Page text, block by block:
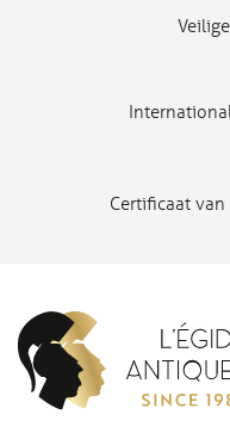
Certificaat